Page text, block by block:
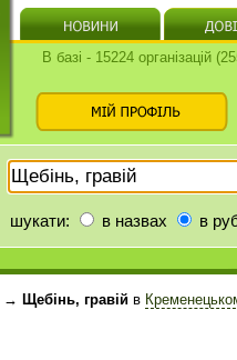
В базі - 15224 організацій
шукати: в назвах в
→ Щебінь, гравій в